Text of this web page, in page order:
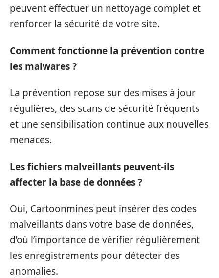
peuvent effectuer un nettoyage complet et
renforcer la sécurité de votre site.
Comment fonctionne la prévention contre
les malwares ?
La prévention repose sur des mises à jour
régulières, des scans de sécurité fréquents
et une sensibilisation continue aux nouvelles
menaces.
Les fichiers malveillants peuvent-ils
affecter la base de données ?
Oui, Cartoonmines peut insérer des codes
malveillants dans votre base de données,
d’où l’importance de vérifier régulièrement
les enregistrements pour détecter des
anomalies.